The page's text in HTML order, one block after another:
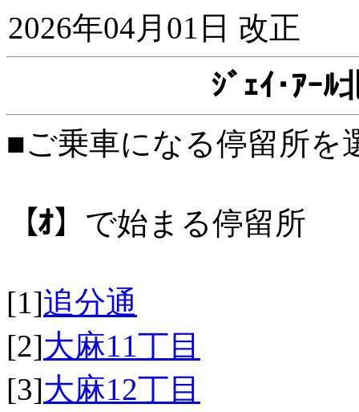
2026年04月01日 改正
ｼﾞｪｲ･ｱｰﾙ
■ご乗車になる停留所を
【ｵ】 で始まる停留所
[1]追分通
[2]大麻11丁目
[3]大麻12丁目